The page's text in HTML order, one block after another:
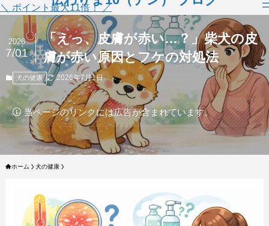
＼ ポイント最大11倍！ ／
「えっ、皮膚が赤い…？」柴犬の皮
膚が赤い原因とフケの対処法
2026
7/01
犬の健康 2026年7月1日
当ページのリンクには広告が含まれています。
ホーム 犬の健康